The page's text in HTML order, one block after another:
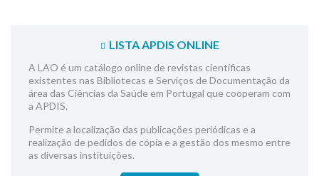
LISTA APDIS ONLINE
A LAO é um catálogo online de revistas científicas
existentes nas Bibliotecas e Serviços de Documentação da
área das Ciências da Saúde em Portugal que cooperam com
a APDIS.
Permite a localização das publicações periódicas e a
realização de pedidos de cópia e a gestão dos mesmo entre
as diversas instituições.